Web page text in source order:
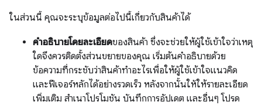
ในส่วนนี้ คุณจะระบุข้อมูลต่อไปนี้เกี่ยวกับสินค้าได้
คำอธิบายโดยละเอียดของสินค้า ซึ่งจะช่วยให้ผู้ใช้เข้าใจว่าเหตุ
ใดจึงควรติดตั้งส่วนขยายของคุณ เริ่มต้นคำอธิบายด้วย
ข้อความที่กระชับว่าสินค้าทำอะไรเพื่อให้ผู้ใช้เข้าใจแนวคิด
และฟีเจอร์หลักได้อย่างรวดเร็ว หลังจากนั้นให้ให้รายละเอียด
เพิ่มเติม สำเนาโปรโมชัน บันทึกการอัปเดต และอื่นๆ โปรด